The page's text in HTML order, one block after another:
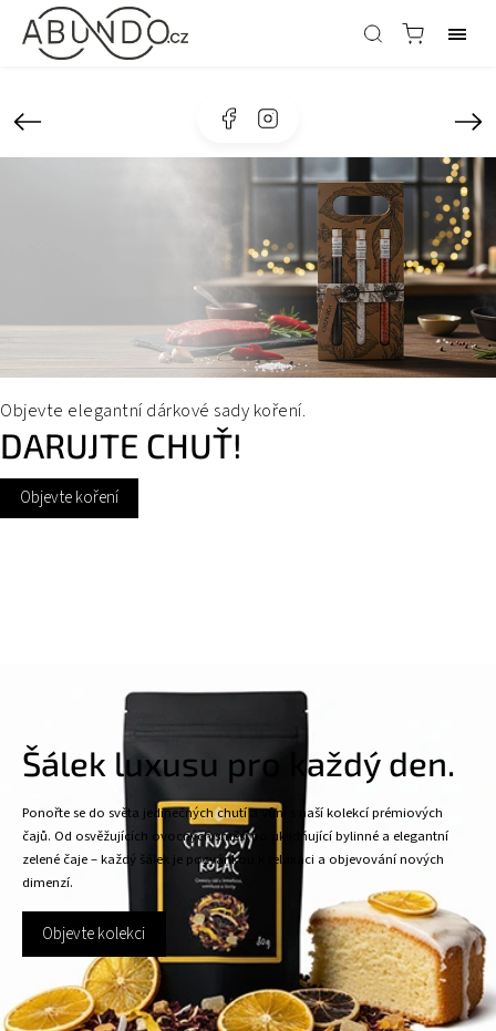
Facebook
DARUJTE CHUŤ!
Objevte elegantní dárkové sady koření.
Objevte koření
Šálek luxusu pro každý den.
Ponořte se do světa jedinečných chutí a vůní s naší kolekcí prémiových
čajů. Od osvěžujících ovocných směsí po uklidňující bylinné a elegantní
zelené čaje – každý šálek je pozvánkou k relaxaci a objevování nových
dimenzí.
Objevte kolekci